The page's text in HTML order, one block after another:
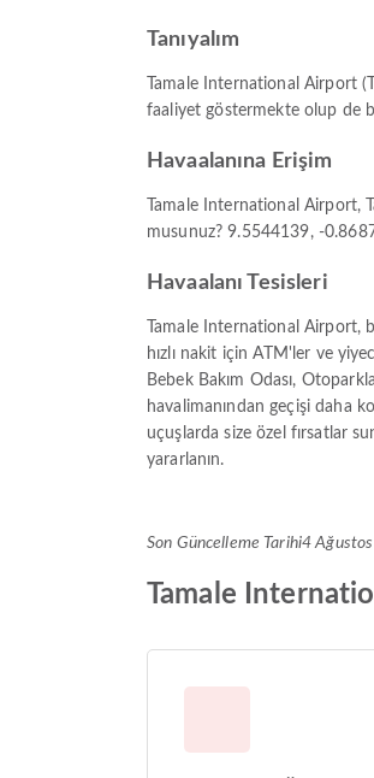
Tanıyalım
Tamale International Airport
faaliyet göstermekte olup de
Havaalanına Erişim
Tamale International Airport,
musunuz? 9.5544139, -
Havaalanı Tesisleri
Tamale International Airport,
hızlı nakit için ATM'ler ve
Bebek Bakım Odası,
havalimanından geçişi daha
uçuşlarda size özel fırsatlar
yararlanın.
Son Güncelleme Tarihi4
Tamale